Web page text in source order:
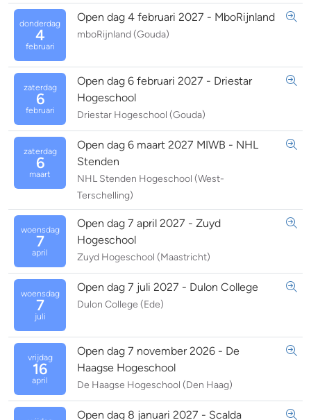
donderdag
4
februari
Open dag 4 februari 2027 - MboRijnland
mboRijnland (Gouda)
zaterdag
6
februari
Open dag 6 februari 2027 - Driestar
Hogeschool
Driestar Hogeschool (Gouda)
zaterdag
6
maart
Open dag 6 maart 2027 MIWB - NHL
Stenden
NHL Stenden Hogeschool (West-
Terschelling)
woensdag
7
april
Open dag 7 april 2027 - Zuyd
Hogeschool
Zuyd Hogeschool (Maastricht)
woensdag
7
juli
Open dag 7 juli 2027 - Dulon College
Dulon College (Ede)
vrijdag
16
april
Open dag 7 november 2026 - De
Haagse Hogeschool
De Haagse Hogeschool (Den Haag)
Open dag 8 januari 2027 - Scalda